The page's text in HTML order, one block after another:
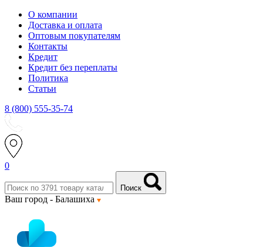
О компании
Доставка и оплата
Оптовым покупателям
Контакты
Кредит
Кредит без переплаты
Политика
Статьи
8 (800) 555-35-74
0
Поиск
Ваш город - Балашиха